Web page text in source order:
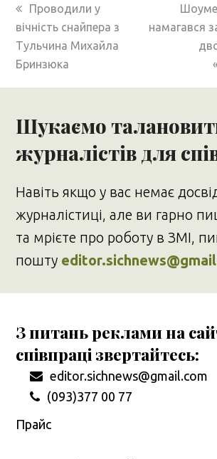
previous
post:
Проводили у
вічність снайпера з
Тульчина Михайла
Бринзюка
next
post:
намагався
Шукаємо
журналістів для
Навіть якщо у вас немає
журналістиці, але ви гарно
та мрієте про роботу в ЗМІ,
пошту
З питань реклами на
співпраці звертайтесь:
editor.sichnews@gmail.com
(093)377 00 77
Прайс